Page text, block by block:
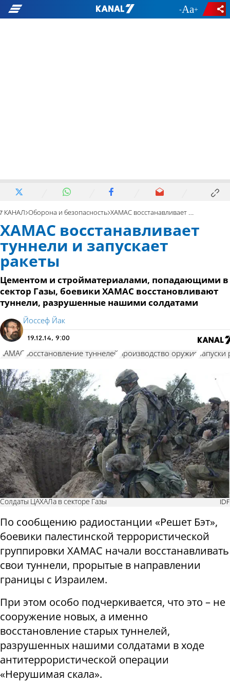
- +
7 КАНАЛ Оборона и безопасность ХАМАС восстанавливает туннели и запускает ракеты
ХАМАС восстанавливает
туннели и запускает
ракеты
Цементом и стройматериалами, попадающими в
сектор Газы, боевики ХАМАС восстановливают
туннели, разрушенные нашими солдатами
Йоссеф Йак
19.12.14, 9:00
ХАМАС восстановление туннелей производство оружия запуски
Солдаты ЦАХАЛа в секторе Газы IDF
По сообщению радиостанции «Решет Бэт»,
боевики палестинской террористической
группировки ХАМАС начали восстанавливать
свои туннели, прорытые в направлении
границы с Израилем.
При этом особо подчеркивается, что это – не
сооружение новых, а именно
восстановление старых туннелей,
разрушенных нашими солдатами в ходе
антитеррористической операции
«Нерушимая скала».